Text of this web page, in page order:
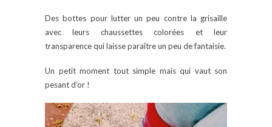
Des bottes pour lutter un peu contre la grisaille
avec leurs chaussettes colorées et leur
transparence qui laisse paraître un peu de fantaisie.
Un petit moment tout simple mais qui vaut son
pesant d’or !